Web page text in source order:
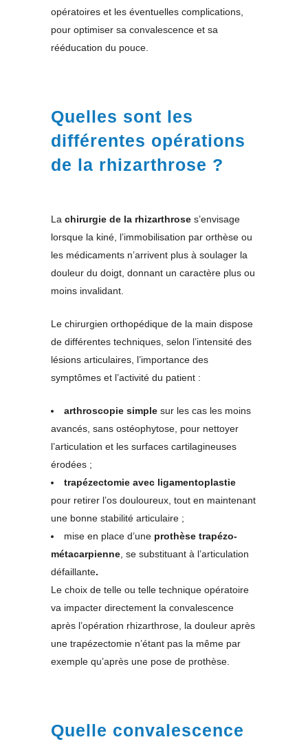
opératoires et les éventuelles complications,
pour optimiser sa convalescence et sa
rééducation du pouce.
Quelles sont les
différentes opérations
de la rhizarthrose ?
La chirurgie de la rhizarthrose s’envisage
lorsque la kiné, l’immobilisation par orthèse ou
les médicaments n’arrivent plus à soulager la
douleur du doigt, donnant un caractère plus ou
moins invalidant.
Le chirurgien orthopédique de la main dispose
de différentes techniques, selon l’intensité des
lésions articulaires, l’importance des
symptômes et l’activité du patient :
arthroscopie simple sur les cas les moins
avancés, sans ostéophytose, pour nettoyer
l’articulation et les surfaces cartilagineuses
érodées ;
trapézectomie avec ligamentoplastie
pour retirer l’os douloureux, tout en maintenant
une bonne stabilité articulaire ;
mise en place d’une prothèse trapézo-
métacarpienne , se substituant à l’articulation
défaillante.
Le choix de telle ou telle technique opératoire
va impacter directement la convalescence
après l’opération rhizarthrose, la douleur après
une trapézectomie n’étant pas la même par
exemple qu’après une pose de prothèse.
Quelle convalescence